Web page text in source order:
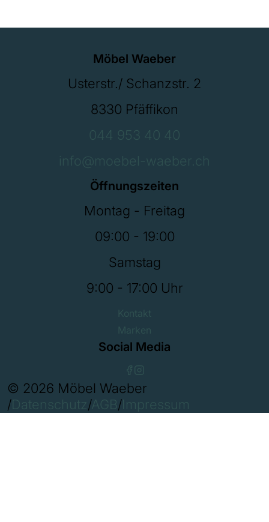
Möbel Waeber
Usterstr./ Schanzstr. 2
8330 Pfäffikon
044 953 40 40
info@moebel-waeber.ch
Öffnungszeiten
Montag - Freitag
09:00 - 19:00
Samstag
9:00 - 17:00 Uhr
Kontakt
Marken
Social Media
© 2026 Möbel Waeber
/Datenschutz/AGB/Impressum